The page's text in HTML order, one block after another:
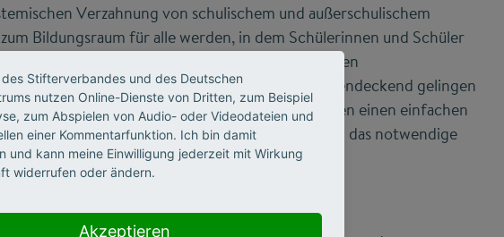
Verzahnung von schulischem und außerschulischem
Bildungsraum für alle werden, in dem Schülerinnen und Schüler
können. Unser Ziel ist es, die notwendigen
und zu schaffen, damit Zusammenarbeit flächendeckend gelingen
innovativer Förderformate, verschaffen Schulen einen einfachen
und vermitteln politischen Entscheidungsträgern das notwendige
erfolgreich gestalten zu können.
des Stifterverbandes und des Deutschen
nutzen Online-Dienste von Dritten, zum Beispiel
zum Abspielen von Audio- oder Videodateien und
einer Kommentarfunktion. Ich bin damit
und kann meine Einwilligung jederzeit mit Wirkung
widerrufen oder ändern.
Akzeptieren